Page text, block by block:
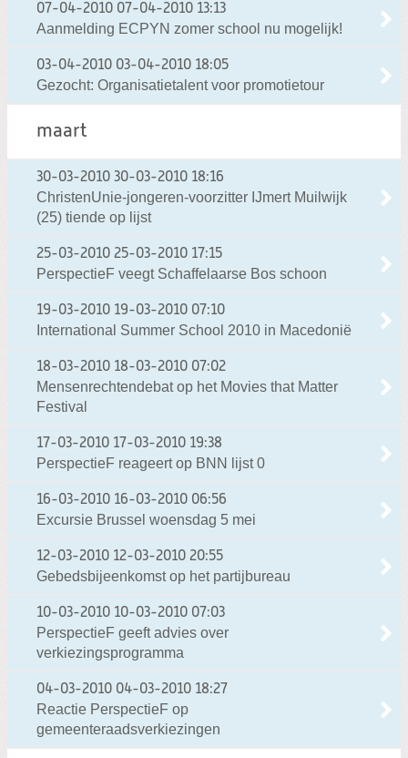
07-04-2010 07-04-2010 13:13
Aanmelding ECPYN zomer school nu mogelijk!
03-04-2010 03-04-2010 18:05
Gezocht: Organisatietalent voor promotietour
maart
30-03-2010 30-03-2010 18:16
ChristenUnie-jongeren-voorzitter IJmert Muilwijk
(25) tiende op lijst
25-03-2010 25-03-2010 17:15
PerspectieF veegt Schaffelaarse Bos schoon
19-03-2010 19-03-2010 07:10
International Summer School 2010 in Macedonië
18-03-2010 18-03-2010 07:02
Mensenrechtendebat op het Movies that Matter
Festival
17-03-2010 17-03-2010 19:38
PerspectieF reageert op BNN lijst 0
16-03-2010 16-03-2010 06:56
Excursie Brussel woensdag 5 mei
12-03-2010 12-03-2010 20:55
Gebedsbijeenkomst op het partijbureau
10-03-2010 10-03-2010 07:03
PerspectieF geeft advies over
verkiezingsprogramma
04-03-2010 04-03-2010 18:27
Reactie PerspectieF op
gemeenteraadsverkiezingen